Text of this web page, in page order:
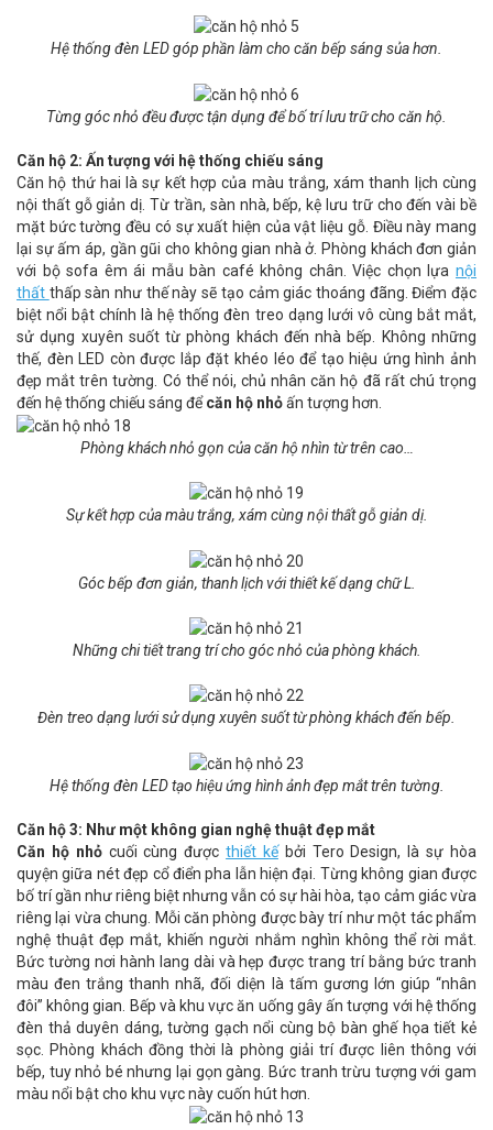
Hệ thống đèn LED góp phần làm cho căn bếp sáng sủa hơn.
Từng góc nhỏ đều được tận dụng để bố trí lưu trữ cho căn hộ.
Căn hộ 2: Ấn tượng với hệ thống chiếu sáng
Căn hộ thứ hai là sự kết hợp của màu trắng, xám thanh lịch cùng
nội thất gỗ giản dị. Từ trần, sàn nhà, bếp, kệ lưu trữ cho đến vài bề
mặt bức tường đều có sự xuất hiện của vật liệu gỗ. Điều này mang
lại sự ấm áp, gần gũi cho không gian nhà ở. Phòng khách đơn giản
với bộ sofa êm ái mẫu bàn café không chân. Việc chọn lựa nội
thất thấp sàn như thế này sẽ tạo cảm giác thoáng đãng. Điểm đặc
biệt nổi bật chính là hệ thống đèn treo dạng lưới vô cùng bắt mắt,
sử dụng xuyên suốt từ phòng khách đến nhà bếp. Không những
thế, đèn LED còn được lắp đặt khéo léo để tạo hiệu ứng hình ảnh
đẹp mắt trên tường. Có thể nói, chủ nhân căn hộ đã rất chú trọng
đến hệ thống chiếu sáng đểcăn hộ nhỏấn tượng hơn.
Phòng khách nhỏ gọn của căn hộ nhìn từ trên cao…
Sự kết hợp của màu trắng, xám cùng nội thất gỗ giản dị.
Góc bếp đơn giản, thanh lịch với thiết kế dạng chữ L.
Những chi tiết trang trí cho góc nhỏ của phòng khách.
Đèn treo dạng lưới sử dụng xuyên suốt từ phòng khách đến bếp.
Hệ thống đèn LED tạo hiệu ứng hình ảnh đẹp mắt trên tường.
Căn hộ 3: Như một không gian nghệ thuật đẹp mắt
Căn hộ nhỏcuối cùng đượcthiết kếbởi Tero Design, là sự hòa
quyện giữa nét đẹp cổ điển pha lẫn hiện đại. Từng không gian được
bố trí gần như riêng biệt nhưng vẫn có sự hài hòa, tạo cảm giác vừa
riêng lại vừa chung. Mỗi căn phòng được bày trí như một tác phẩm
nghệ thuật đẹp mắt, khiến người nhắm nghìn không thể rời mắt.
Bức tường nơi hành lang dài và hẹp được trang trí bằng bức tranh
màu đen trắng thanh nhã, đối diện là tấm gương lớn giúp “nhân
đôi” không gian. Bếp và khu vực ăn uống gây ấn tượng với hệ thống
đèn thả duyên dáng, tường gạch nổi cùng bộ bàn ghế họa tiết kẻ
sọc. Phòng khách đồng thời là phòng giải trí được liên thông với
bếp, tuy nhỏ bé nhưng lại gọn gàng. Bức tranh trừu tượng với gam
màu nổi bật cho khu vực này cuốn hút hơn.